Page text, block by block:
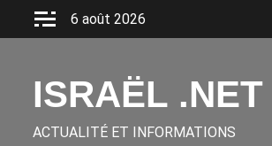
6 août 2026
ISRAËL .NET
ACTUALITÉ ET INFORMATIONS